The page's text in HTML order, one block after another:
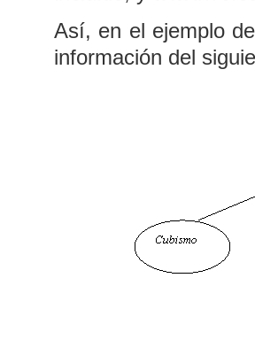
Así, en el ejemplo
información del